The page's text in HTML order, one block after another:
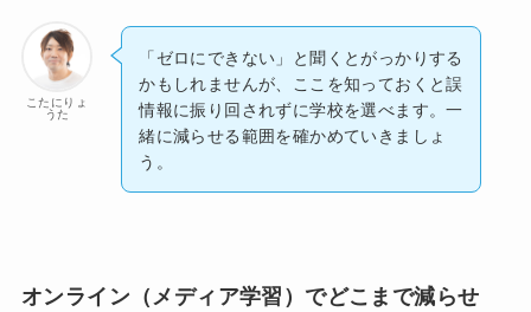
こたにりょ
うた
「ゼロにできない」と聞くとがっかりする
かもしれませんが、ここを知っておくと誤
情報に振り回されずに学校を選べます。一
緒に減らせる範囲を確かめていきましょ
う。
オンライン（メディア学習）でどこまで減らせ